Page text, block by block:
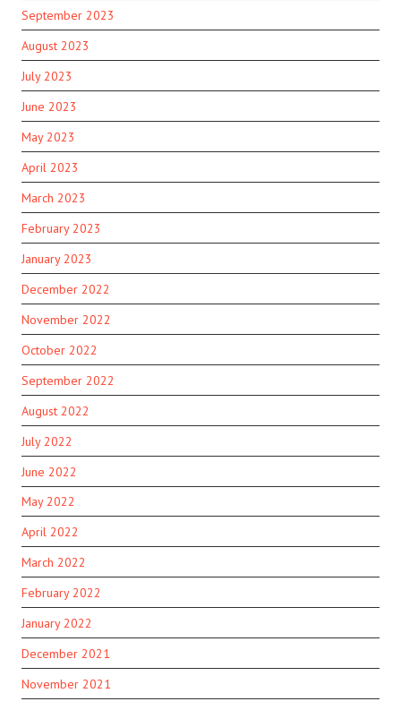
September 2023
August 2023
July 2023
June 2023
May 2023
April 2023
March 2023
February 2023
January 2023
December 2022
November 2022
October 2022
September 2022
August 2022
July 2022
June 2022
May 2022
April 2022
March 2022
February 2022
January 2022
December 2021
November 2021